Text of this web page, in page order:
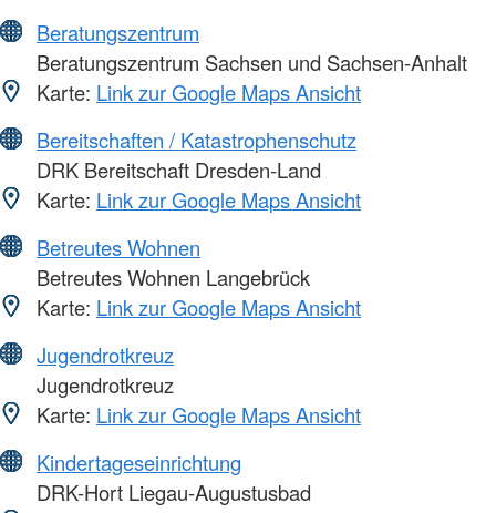
Beratungszentrum
Beratungszentrum Sachsen und Sachsen-Anhalt
Karte: Link zur Google Maps Ansicht
Bereitschaften / Katastrophenschutz
DRK Bereitschaft Dresden-Land
Karte: Link zur Google Maps Ansicht
Betreutes Wohnen
Betreutes Wohnen Langebrück
Karte: Link zur Google Maps Ansicht
Jugendrotkreuz
Jugendrotkreuz
Karte: Link zur Google Maps Ansicht
Kindertageseinrichtung
DRK-Hort Liegau-Augustusbad